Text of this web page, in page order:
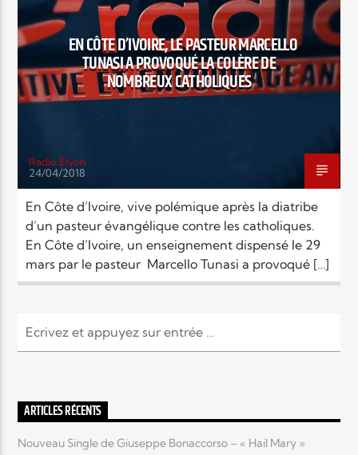
TITRE
ARTISTE
Radio Elyon
Elyon Rhema
Elyon Hits
Elyon Live
EN CÔTE D’IVOIRE, LE PASTEUR MARCELLO
TUNASI A PROVOQUÉ LA COLÈRE DE
NOMBREUX CATHOLIQUES
Radio Elyon
24/04/2018
En Côte d’Ivoire, vive polémique après la diatribe
d’un pasteur évangélique contre les catholiques.
En Côte d’Ivoire, un enseignement dispensé le 29
mars par le pasteur Marcello Tunasi a provoqué […]
ARTICLES RÉCENTS
Nouveau Single de Giuseppe Bonaccorso – « Hail Mary »